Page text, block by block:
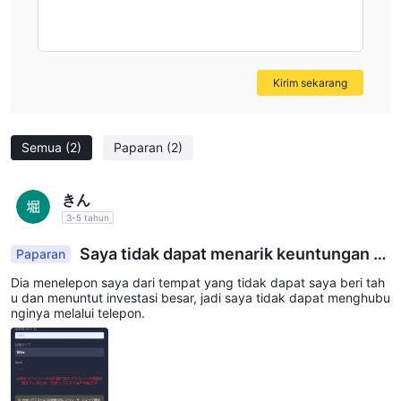
Disarankan untuk melakukan penelitian menyeluruh dan
kewajiban yang wajar sebelum terlibat dengan lembaga
keuangan atau platform investasi manapun.
menerapkan kebijakan seperti perlindungan saldo negatif untuk
mengamankan uang investor dan melindungi privasi.
dengan Edge Finance adalah keputusan pribadi. Anda harus
mempertimbangkan risiko dan manfaat dengan hati-hati
sebelum membuat keputusan.
Instrumen Pasar
Edge Finance menawarkan berbagai instrumen pasar yang
komprehensif dan beragam, memenuhi kebutuhan beragam
klien globalnya. Dari
CFD, platform ini menyediakan berbagai peluang investasi
Semua (2) Paparan (2)
きん
3-5 tahun
Paparan
Saya tidak dapat menarik keuntungan s
aya.
Dia menelepon saya dari tempat yang tidak dapat saya beri tah
u dan menuntut investasi besar, jadi saya tidak dapat menghubu
nginya melalui telepon.
Kirim sekarang